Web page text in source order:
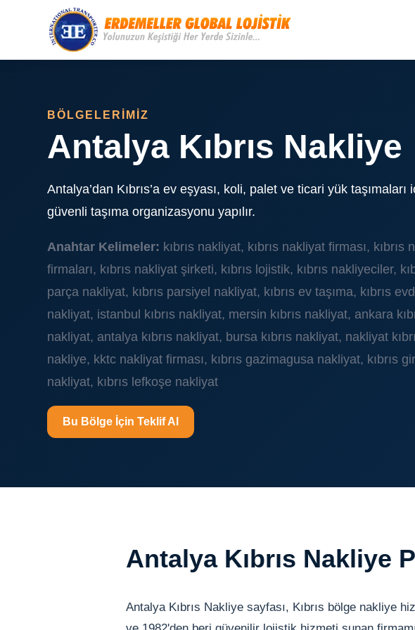
BÖLGELERİMİZ
Antalya Kıbrıs Nakliye
Antalya’dan Kıbrıs’a ev eşyası, koli, palet ve ticari yük taşımaları
güvenli taşıma organizasyonu yapılır.
Anahtar Kelimeler: kıbrıs nakliyat, kıbrıs nakliyat firması, kıbrıs
firmaları, kıbrıs nakliyat şirketi, kıbrıs lojistik, kıbrıs nakliyeciler,
parça nakliyat, kıbrıs parsiyel nakliyat, kıbrıs ev taşıma, kıbrıs
nakliyat, istanbul kıbrıs nakliyat, mersin kıbrıs nakliyat, ankara
nakliyat, antalya kıbrıs nakliyat, bursa kıbrıs nakliyat, nakliyat
nakliye, kktc nakliyat firması, kıbrıs gazimagusa nakliyat, kıbrıs
nakliyat, kıbrıs lefkoşe nakliyat
Bu Bölge İçin Teklif Al
Antalya Kıbrıs Nakliye
Antalya Kıbrıs Nakliye sayfası, Kıbrıs bölge nakliye